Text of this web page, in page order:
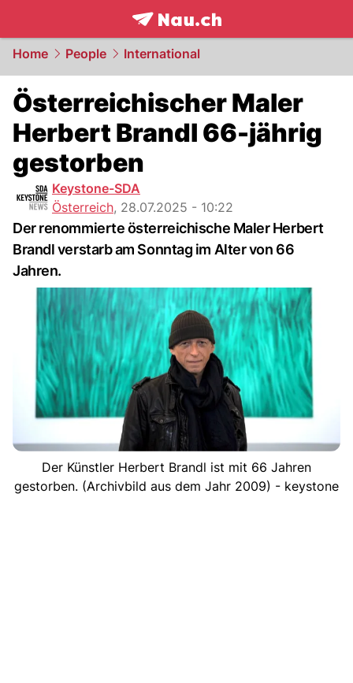
frontpage.NAU.ch
Home People International
Österreichischer Maler
Herbert Brandl 66-jährig
gestorben
Keystone-SDA
Österreich, 28.07.2025 - 10:22
Der renommierte österreichische Maler Herbert
Brandl verstarb am Sonntag im Alter von 66
Jahren.
Der Künstler Herbert Brandl ist mit 66 Jahren
gestorben. (Archivbild aus dem Jahr 2009) - keystone